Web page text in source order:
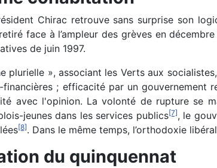
Chirac retrouve sans surprise son
face à l’ampleur des grèves en
de juin 1997.
plurielle », associant les Verts aux
; efficacité par un gouvernement
avec l'opinion. La volonté de rupture se
jeunes dans les services publics[7], le
[8]. Dans le même temps, l’orthodoxie
du quinquennat